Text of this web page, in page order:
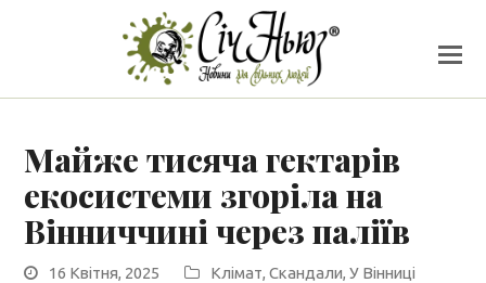
Майже тисяча гектарів
екосистеми згоріла на
Вінниччині через паліїв
16 Квітня, 2025 Клімат,Скандали,У Вінниці